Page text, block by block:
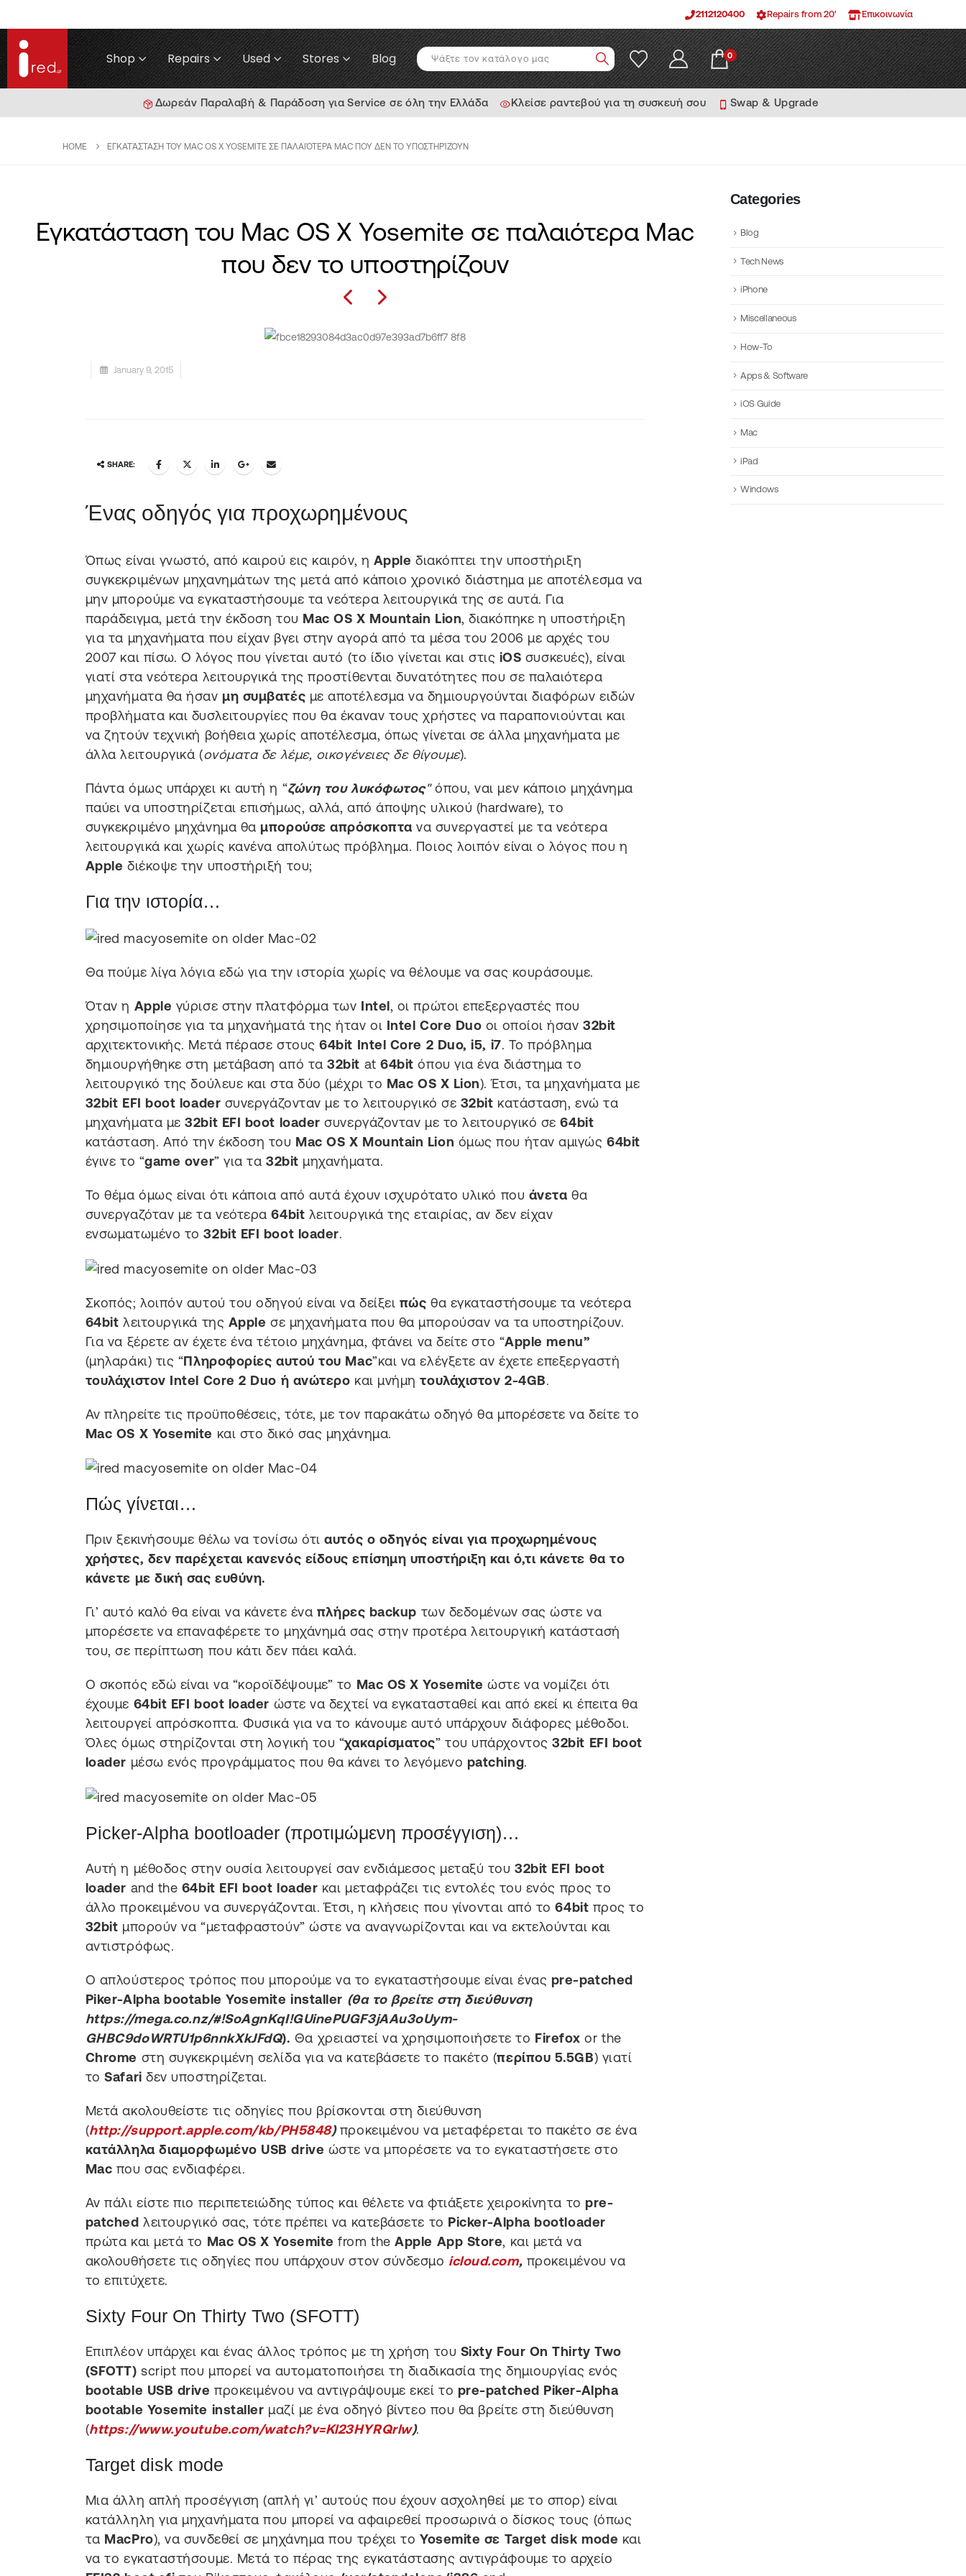
2112120400 Repairs from 20' Επικοινωνία
Shop Repairs Used Stores Blog 0
Δωρεάν Παραλαβή & Παράδοση για Service σε όλη την Ελλάδα Κλείσε ραντεβού για τη συσκευή σου Swap & Upgrade
HOME ΕΓΚΑΤΆΣΤΑΣΗ ΤΟΥ MAC OS X YOSEMITE ΣΕ ΠΑΛΑΙΌΤΕΡΑ MAC ΠΟΥ ΔΕΝ ΤΟ ΥΠΟΣΤΗΡΊΖΟΥΝ
Εγκατάσταση του Mac OS X Yosemite σε παλαιότερα Mac
που δεν το υποστηρίζουν
January 9, 2015
SHARE:
Ένας οδηγός για προχωρημένους
Όπως είναι γνωστό, από καιρού εις καιρόν, η Apple διακόπτει την υποστήριξη
συγκεκριμένων μηχανημάτων της μετά από κάποιο χρονικό διάστημα με αποτέλεσμα να
μην μπορούμε να εγκαταστήσουμε τα νεότερα λειτουργικά της σε αυτά. Για
παράδειγμα, μετά την έκδοση του Mac OS X Mountain Lion, διακόπηκε η υποστήριξη
για τα μηχανήματα που είχαν βγει στην αγορά από τα μέσα του 2006 με αρχές του
2007 και πίσω. Ο λόγος που γίνεται αυτό (το ίδιο γίνεται και στις iOS συσκευές), είναι
γιατί στα νεότερα λειτουργικά της προστίθενται δυνατότητες που σε παλαιότερα
μηχανήματα θα ήσαν μη συμβατές με αποτέλεσμα να δημιουργούνται διαφόρων ειδών
προβλήματα και δυσλειτουργίες που θα έκαναν τους χρήστες να παραπονιούνται και
να ζητούν τεχνική βοήθεια χωρίς αποτέλεσμα, όπως γίνεται σε άλλα μηχανήματα με
άλλα λειτουργικά (ονόματα δε λέμε, οικογένειες δε θίγουμε).
Πάντα όμως υπάρχει κι αυτή η “ζώνη του λυκόφωτος"όπου, ναι μεν κάποιο μηχάνημα
παύει να υποστηρίζεται επισήμως, αλλά, από άποψης υλικού (hardware), το
συγκεκριμένο μηχάνημα θα μπορούσε απρόσκοπτα να συνεργαστεί με τα νεότερα
λειτουργικά και χωρίς κανένα απολύτως πρόβλημα. Ποιος λοιπόν είναι ο λόγος που η
Apple διέκοψε την υποστήριξή του;
Για την ιστορία…
Θα πούμε λίγα λόγια εδώ για την ιστορία χωρίς να θέλουμε να σας κουράσουμε.
Όταν η Apple γύρισε στην πλατφόρμα των Intel, οι πρώτοι επεξεργαστές που
χρησιμοποίησε για τα μηχανήματά της ήταν οι Intel Core Duo οι οποίοι ήσαν32bit
αρχιτεκτονικής. Μετά πέρασε στους64bit Intel Core 2 Duo, i5, i7. Το πρόβλημα
δημιουργήθηκε στη μετάβαση από τα32bit at64bit όπου για ένα διάστημα το
λειτουργικό της δούλευε και στα δύο (μέχρι το Mac OS X Lion). Έτσι, τα μηχανήματα με
32bit EFI boot loader συνεργάζονταν με το λειτουργικό σε 32bit κατάσταση, ενώ τα
μηχανήματα με32bit EFI boot loader συνεργάζονταν με το λειτουργικό σε64bit
κατάσταση. Από την έκδοση του Mac OS X Mountain Lion όμως που ήταν αμιγώς64bit
έγινε το “game over” για τα 32bit μηχανήματα.
Το θέμα όμως είναι ότι κάποια από αυτά έχουν ισχυρότατο υλικό που άνετα θα
συνεργαζόταν με τα νεότερα64bit λειτουργικά της εταιρίας, αν δεν είχαν
ενσωματωμένο το32bit EFI boot loader.
Σκοπός; λοιπόν αυτού του οδηγού είναι να δείξει πώς θα εγκαταστήσουμε τα νεότερα
64bit λειτουργικά της Apple σε μηχανήματα που θα μπορούσαν να τα υποστηρίζουν.
Για να ξέρετε αν έχετε ένα τέτοιο μηχάνημα, φτάνει να δείτε στο “Apple menu”
(μηλαράκι) τις “Πληροφορίες αυτού του Mac”και να ελέγξετε αν έχετε επεξεργαστή
τουλάχιστον Intel Core 2 Duo ή ανώτερο και μνήμη τουλάχιστον 2-4GB.
Αν πληρείτε τις προϋποθέσεις, τότε, με τον παρακάτω οδηγό θα μπορέσετε να δείτε το
Mac OS X Yosemite και στο δικό σας μηχάνημα.
Πώς γίνεται…
Πριν ξεκινήσουμε θέλω να τονίσω ότιαυτός ο οδηγός είναι για προχωρημένους
χρήστες, δεν παρέχεται κανενός είδους επίσημη υποστήριξη και ό,τι κάνετε θα το
κάνετε με δική σας ευθύνη.
Γι’ αυτό καλό θα είναι να κάνετε ένα πλήρες backup των δεδομένων σας ώστε να
μπορέσετε να επαναφέρετε το μηχάνημά σας στην προτέρα λειτουργική κατάστασή
του, σε περίπτωση που κάτι δεν πάει καλά.
Ο σκοπός εδώ είναι να “κοροϊδέψουμε” το Mac OS X Yosemite ώστε να νομίζει ότι
έχουμε 64bit EFI boot loader ώστε να δεχτεί να εγκατασταθεί και από εκεί κι έπειτα θα
λειτουργεί απρόσκοπτα. Φυσικά για να το κάνουμε αυτό υπάρχουν διάφορες μέθοδοι.
Όλες όμως στηρίζονται στη λογική του “χακαρίσματος” του υπάρχοντος32bit EFI boot
loader μέσω ενός προγράμματος που θα κάνει το λεγόμενο patching.
Picker-Alpha bootloader (προτιμώμενη προσέγγιση)…
Αυτή η μέθοδος στην ουσία λειτουργεί σαν ενδιάμεσος μεταξύ του32bit EFI boot
loader and the 64bit EFI boot loader και μεταφράζει τις εντολές του ενός προς το
άλλο προκειμένου να συνεργάζονται. Έτσι, η κλήσεις που γίνονται από το64bit προς το
32bit μπορούν να “μεταφραστούν” ώστε να αναγνωρίζονται και να εκτελούνται και
αντιστρόφως.
Ο απλούστερος τρόπος που μπορούμε να το εγκαταστήσουμε είναι ένας pre-patched
Piker-Alpha bootable Yosemite installer (θα το βρείτε στη διεύθυνση
https://mega.co.nz/#!SoAgnKqI!GUinePUGF3jAAu3oUym-
GHBC9doWRTU1p6nnkXkJFdQ). Θα χρειαστεί να χρησιμοποιήσετε το Firefox or the
Chrome στη συγκεκριμένη σελίδα για να κατεβάσετε το πακέτο (περίπου 5.5GB) γιατί
τοSafari δεν υποστηρίζεται.
Μετά ακολουθείστε τις οδηγίες που βρίσκονται στη διεύθυνση
(http://support.apple.com/kb/PH5848)προκειμένου να μεταφέρεται το πακέτο σε ένα
κατάλληλα διαμορφωμένο USB drive ώστε να μπορέσετε να το εγκαταστήσετε στο
Mac που σας ενδιαφέρει.
Αν πάλι είστε πιο περιπετειώδης τύπος και θέλετε να φτιάξετε χειροκίνητα το pre-
patched λειτουργικό σας, τότε πρέπει να κατεβάσετε το Picker-Alpha bootloader
πρώτα και μετά το Mac OS X Yosemite from the Apple App Store, και μετά να
ακολουθήσετε τις οδηγίες που υπάρχουν στoν σύνδεσμο icloud.com, προκειμένου να
το επιτύχετε.
Sixty Four On Thirty Two (SFOTT)
Επιπλέον υπάρχει και ένας άλλος τρόπος με τη χρήση του Sixty Four On Thirty Two
(SFOTT) script που μπορεί να αυτοματοποιήσει τη διαδικασία της δημιουργίας ενός
bootable USB drive προκειμένου να αντιγράψουμε εκεί το pre-patched Piker-Alpha
bootable Yosemite installer μαζί με ένα οδηγό βίντεο που θα βρείτε στη διεύθυνση
(https://www.youtube.com/watch?v=Kl23HYRQrlw).
Target disk mode
Μια άλλη απλή προσέγγιση (απλή γι’ αυτούς που έχουν ασχοληθεί με το σπορ) είναι
κατάλληλη για μηχανήματα που μπορεί να αφαιρεθεί προσωρινά ο δίσκος τους (όπως
τα MacPro), να συνδεθεί σε μηχάνημα που τρέχει το Yosemite σε Target disk mode και
να το εγκαταστήσουμε. Μετά το πέρας της εγκατάστασης αντιγράφουμε το αρχείο
Categories
Blog
Tech News
iPhone
Miscellaneous
How-To
Apps & Software
iOS Guide
Mac
iPad
Windows